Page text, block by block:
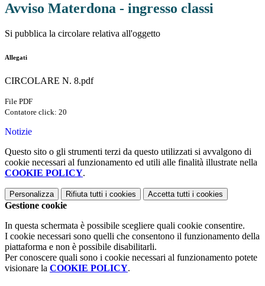
Avviso Materdona - ingresso classi
Si pubblica la circolare relativa all'oggetto
Allegati
CIRCOLARE N. 8.pdf
File PDF
Contatore click: 20
Notizie
Questo sito o gli strumenti terzi da questo utilizzati si avvalgono di
cookie necessari al funzionamento ed utili alle finalità illustrate nella
COOKIE POLICY.
Personalizza Rifiuta tutti i cookies Accetta tutti i cookies
Gestione cookie
In questa schermata è possibile scegliere quali cookie consentire.
I cookie necessari sono quelli che consentono il funzionamento della
piattaforma e non è possibile disabilitarli.
Per conoscere quali sono i cookie necessari al funzionamento potete
visionare la COOKIE POLICY.